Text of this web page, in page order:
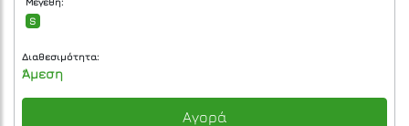
Μεγέθη:
S
Διαθεσιμότητα:
Άμεση
Αγορά